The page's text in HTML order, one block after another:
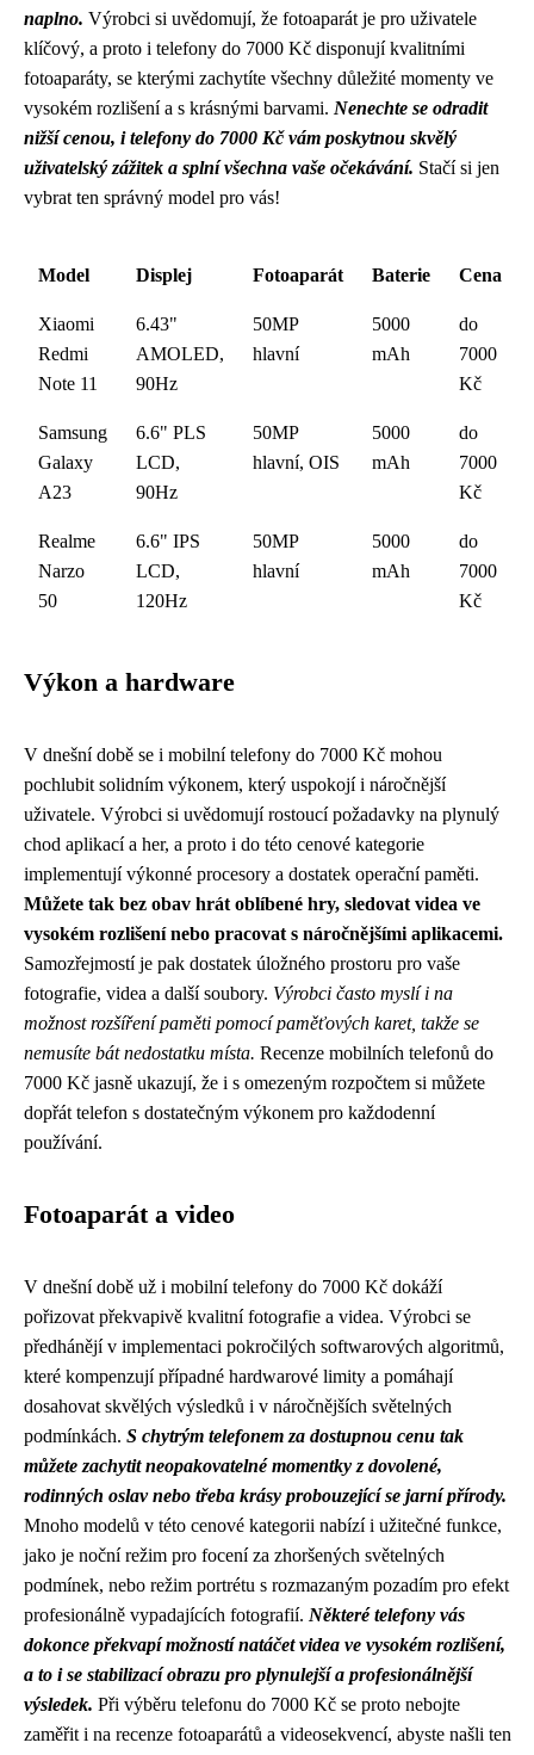
naplno. Výrobci si uvědomují, že fotoaparát je pro uživatele
klíčový, a proto i telefony do 7000 Kč disponují kvalitními
fotoaparáty, se kterými zachytíte všechny důležité momenty ve
vysokém rozlišení a s krásnými barvami. Nenechte se odradit
nižší cenou, i telefony do 7000 Kč vám poskytnou skvělý
uživatelský zážitek a splní všechna vaše očekávání. Stačí si jen
vybrat ten správný model pro vás!
Model Displej Fotoaparát Baterie Cena
Xiaomi
Redmi
Note 11
6.43"
AMOLED,
90Hz
50MP
hlavní
5000
mAh
do
7000
Kč
Samsung
Galaxy
A23
6.6" PLS
LCD,
90Hz
50MP
hlavní, OIS
5000
mAh
do
7000
Kč
Realme
Narzo
50
6.6" IPS
LCD,
120Hz
50MP
hlavní
5000
mAh
do
7000
Kč
Výkon a hardware
V dnešní době se i mobilní telefony do 7000 Kč mohou
pochlubit solidním výkonem, který uspokojí i náročnější
uživatele. Výrobci si uvědomují rostoucí požadavky na plynulý
chod aplikací a her, a proto i do této cenové kategorie
implementují výkonné procesory a dostatek operační paměti.
Můžete tak bez obav hrát oblíbené hry, sledovat videa ve
vysokém rozlišení nebo pracovat s náročnějšími aplikacemi.
Samozřejmostí je pak dostatek úložného prostoru pro vaše
fotografie, videa a další soubory. Výrobci často myslí i na
možnost rozšíření paměti pomocí paměťových karet, takže se
nemusíte bát nedostatku místa. Recenze mobilních telefonů do
7000 Kč jasně ukazují, že i s omezeným rozpočtem si můžete
dopřát telefon s dostatečným výkonem pro každodenní
používání.
Fotoaparát a video
V dnešní době už i mobilní telefony do 7000 Kč dokáží
pořizovat překvapivě kvalitní fotografie a videa. Výrobci se
předhánějí v implementaci pokročilých softwarových algoritmů,
které kompenzují případné hardwarové limity a pomáhají
dosahovat skvělých výsledků i v náročnějších světelných
podmínkách. S chytrým telefonem za dostupnou cenu tak
můžete zachytit neopakovatelné momentky z dovolené,
rodinných oslav nebo třeba krásy probouzející se jarní přírody.
Mnoho modelů v této cenové kategorii nabízí i užitečné funkce,
jako je noční režim pro focení za zhoršených světelných
podmínek, nebo režim portrétu s rozmazaným pozadím pro efekt
profesionálně vypadajících fotografií. Některé telefony vás
dokonce překvapí možností natáčet videa ve vysokém rozlišení,
a to i se stabilizací obrazu pro plynulejší a profesionálnější
výsledek. Při výběru telefonu do 7000 Kč se proto nebojte
zaměřit i na recenze fotoaparátů a videosekvencí, abyste našli ten